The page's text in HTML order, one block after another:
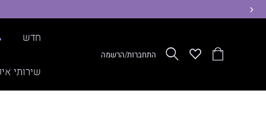
הסל
Wishlistחפשהתחברות/הרשמה
חדש
שירותי